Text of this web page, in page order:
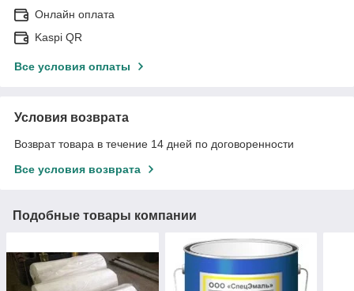
Онлайн оплата
Kaspi QR
Все условия оплаты
Условия возврата
Возврат товара в течение 14 дней по договоренности
Все условия возврата
Подобные товары компании